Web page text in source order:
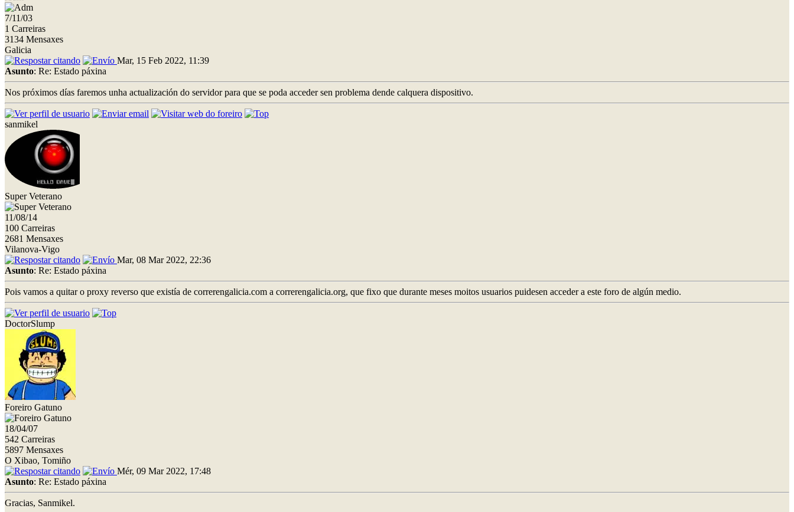
7/11/03
1 Carreiras
3134 Mensaxes
Galicia
Mar, 15 Feb 2022, 11:39
Asunto: Re: Estado páxina
Nos próximos días faremos unha actualización do servidor para que se poda acceder sen problema dende calquera dispositivo.
sanmikel
Super Veterano
11/08/14
100 Carreiras
2681 Mensaxes
Vilanova-Vigo
Mar, 08 Mar 2022, 22:36
Asunto: Re: Estado páxina
Pois vamos a quitar o proxy reverso que existía de correrengalicia.com a correrengalicia.org, que fixo que durante meses moitos usuarios puidesen acceder a este foro de algún medio.
DoctorSlump
Foreiro Gatuno
18/04/07
542 Carreiras
5897 Mensaxes
O Xibao, Tomiño
Mér, 09 Mar 2022, 17:48
Asunto: Re: Estado páxina
Gracias, Sanmikel.